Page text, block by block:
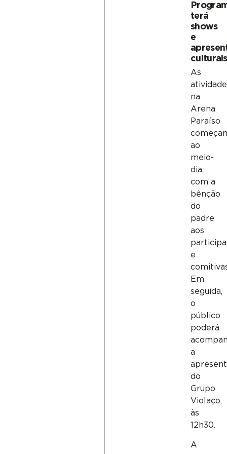
terá
shows
e
culturais
As
na
Arena
Paraíso
ao
meio-
dia,
com a
bênção
do
padre
aos
e
Em
seguida,
o
público
poderá
a
do
Grupo
Violaço,
às
12h30.
A